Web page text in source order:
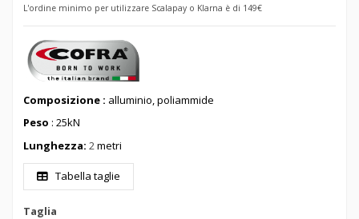
L'ordine minimo per utilizzare Scalapay o Klarna è di 149€
Composizione : alluminio, poliammide
Peso : 25kN
Lunghezza: 2metri
Tabella taglie
Taglia